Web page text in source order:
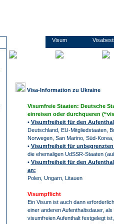
Visum
Visa-Information zu Ukraine
Visumfreie Staaten: Deutsche
einreisen oder durchqueren
• Visumfreiheit für den
Deutschland, EU-Mitgliedstaaten,
Norwegen, San Marino, Süd-
• Visumfreiheit für
die ehemaligen UdSSR-Staaten
• Visumfreiheit für den
an:
Polen, Ungarn, Litauen
Visumpflicht
Ein Visum ist auch dann
einer anderen Aufenthaltsdauer,
visumfreien Aufenthalt festgelegt